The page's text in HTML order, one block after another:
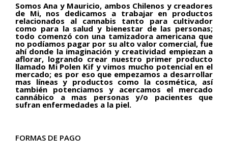
Somos Ana y Mauricio, ambos Chilenos y creadores
de Mi, nos dedicamos a trabajar en productos
relacionados al cannabis tanto para cultivador
como para la salud y bienestar de las personas;
todo comenzó con una tamizadora americana que
no podíamos pagar por su alto valor comercial, fue
ahí donde la imaginación y creatividad empiezan a
aflorar, logrando crear nuestro primer producto
llamado Mi Polen Kif y vimos mucho potencial en el
mercado; es por eso que empezamos a desarrollar
mas líneas y productos como la cosmética, así
también potenciamos y acercamos el mercado
cannábico a mas personas y/o pacientes que
sufran enfermedades a la piel.
FORMAS DE PAGO